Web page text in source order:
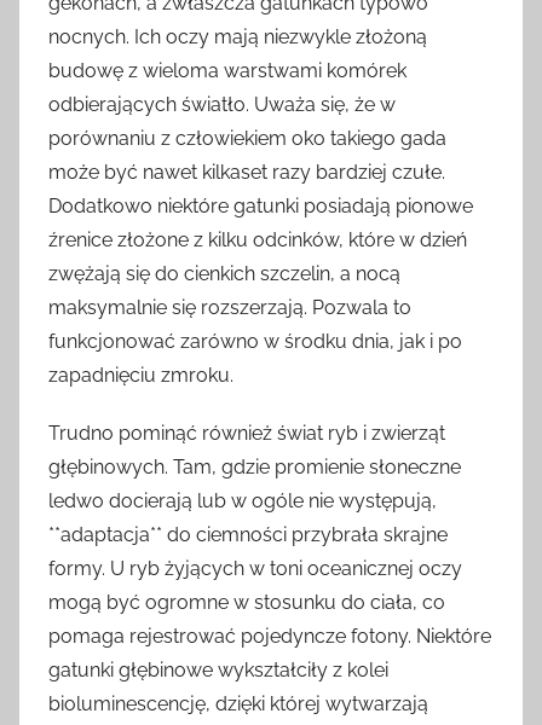
nocnych. Ich oczy mają niezwykle złożoną
budowę z wieloma warstwami komórek
odbierających światło. Uważa się, że w
porównaniu z człowiekiem oko takiego gada
może być nawet kilkaset razy bardziej czułe.
Dodatkowo niektóre gatunki posiadają pionowe
źrenice złożone z kilku odcinków, które w dzień
zwężają się do cienkich szczelin, a nocą
maksymalnie się rozszerzają. Pozwala to
funkcjonować zarówno w środku dnia, jak i po
zapadnięciu zmroku.
Trudno pominąć również świat ryb i zwierząt
głębinowych. Tam, gdzie promienie słoneczne
ledwo docierają lub w ogóle nie występują,
**adaptacja** do ciemności przybrała skrajne
formy. U ryb żyjących w toni oceanicznej oczy
mogą być ogromne w stosunku do ciała, co
pomaga rejestrować pojedyncze fotony. Niektóre
gatunki głębinowe wykształciły z kolei
bioluminescencję, dzięki której wytwarzają